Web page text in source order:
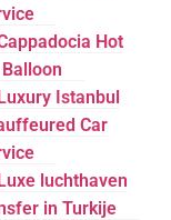
Hot
Istanbul
Car
luchthaven
in Turkije